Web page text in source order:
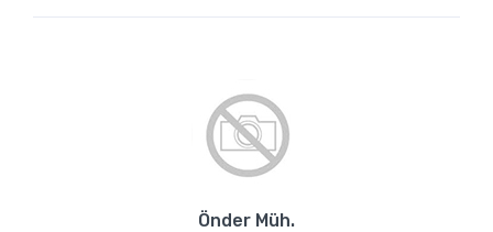
Önder Müh.